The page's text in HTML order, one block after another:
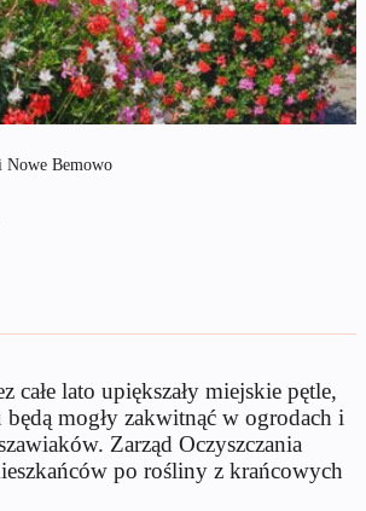
Nowe Bemowo
całe lato upiększały miejskie pętle,
mogły zakwitnąć w ogrodach i
Zarząd Oczyszczania
po rośliny z krańcowych